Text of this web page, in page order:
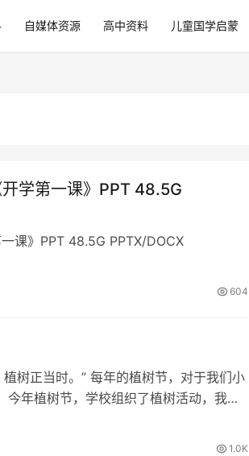
自媒体资源 高中资料 儿童国学启蒙
学第一课》PPT 48.5G
课》PPT 48.5G PPTX/DOCX
604
树正当时。” 每年的植树节，对于我们小
年植树节，学校组织了植树活动，我满
1.0K